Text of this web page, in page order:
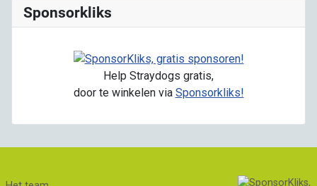
Sponsorkliks
Help Straydogs gratis,
door te winkelen via Sponsorkliks!